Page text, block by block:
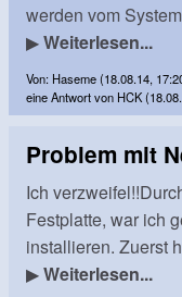
werden vom
▶Weiterlesen...
Von: Haseme (18.08.14,
eine Antwort von HCK
Problem mit
Ich
Festplatte, war ich
installieren. Zuerst
▶Weiterlesen...